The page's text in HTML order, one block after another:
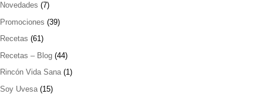
Novedades (7)
Promociones (39)
Recetas (61)
Recetas – Blog (44)
Rincón Vida Sana(1)
Soy Uvesa (15)